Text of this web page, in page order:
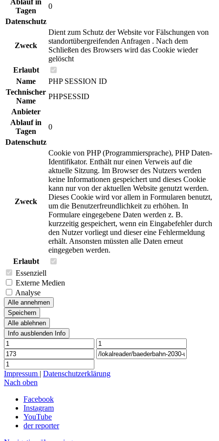
Tagen
0
Datenschutz
Zweck
Dient zum Schutz der Website vor Fälschungen von
standortübergreifenden Anfragen . Nach dem
Schließen des Browsers wird das Cookie wieder
gelöscht
Erlaubt
Name
PHP SESSION ID
Technischer
Name
PHPSESSID
Anbieter
Ablauf in
Tagen
0
Datenschutz
Zweck
Cookie von PHP (Programmiersprache), PHP Daten-
Identifikator. Enthält nur einen Verweis auf die
aktuelle Sitzung. Im Browser des Nutzers werden
keine Informationen gespeichert und dieses Cookie
kann nur von der aktuellen Website genutzt werden.
Dieses Cookie wird vor allem in Formularen benutzt,
um die Benutzerfreundlichkeit zu erhöhen. In
Formulare eingegebene Daten werden z. B.
kurzzeitig gespeichert, wenn ein Eingabefehler durch
den Nutzer vorliegt und dieser eine Fehlermeldung
erhält. Ansonsten müssten alle Daten erneut
eingegeben werden.
Erlaubt
Essenziell
Externe Medien
Analyse
Alle annehmen
Speichern
Alle ablehnen
Info ausblenden Info
Impressum | Datenschutzerklärung
Nach oben
Facebook
Instagram
YouTube
der reporter